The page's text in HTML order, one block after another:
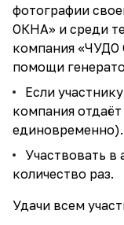
фотографии
ОКНА» и среди
компания «ЧУДО
помощи
Если
компания
единовременно).
Участвовать
количество раз.
Удачи всем